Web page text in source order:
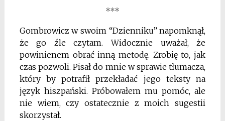
***
Gombrowicz w swoim “Dzienniku” napomknął,
że go źle czytam. Widocznie uważał, że
powinienem obrać inną metodę. Zrobię to, jak
czas pozwoli. Pisał do mnie w sprawie tłumacza,
który by potrafił przekładać jego teksty na
język hiszpański. Próbowałem mu pomóc, ale
nie wiem, czy ostatecznie z moich sugestii
skorzystał.